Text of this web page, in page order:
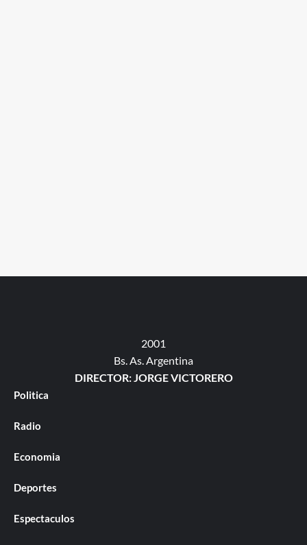
2001
Bs. As. Argentina
DIRECTOR: JORGE VICTORERO
Politica
Radio
Economia
Deportes
Espectaculos